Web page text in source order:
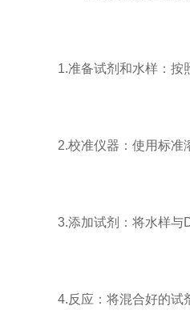
1.准备试剂和水样：按照
2.校准仪器：使用标准溶
3.添加试剂：将水样与
4.反应：将混合好的试剂